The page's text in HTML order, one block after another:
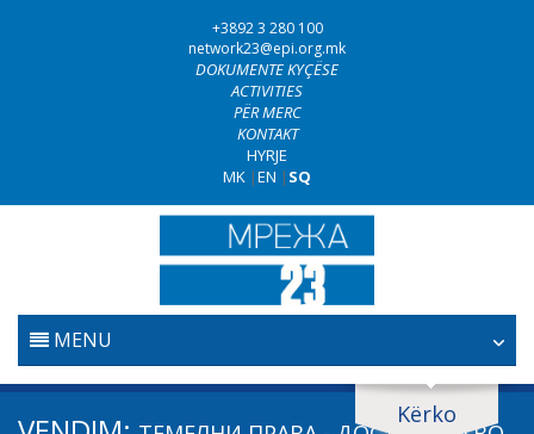
+3892 3 280 100
network23@epi.org.mk
DOKUMENTE KYÇËSE
ACTIVITIES
PËR MERC
KONTAKT
HYRJE
MK |EN | SQ
MENU
FILLESTARE
Kërko
Kërko dokumente